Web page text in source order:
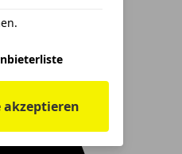
akzeptieren